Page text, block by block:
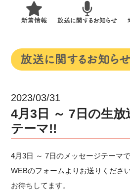
2023/03/31
4月3日 ～ 7日の生
テーマ!!
4月3日 ～ 7日のメッセージテーマで
WEBのフォームよりお送りください
お待ちしてます。